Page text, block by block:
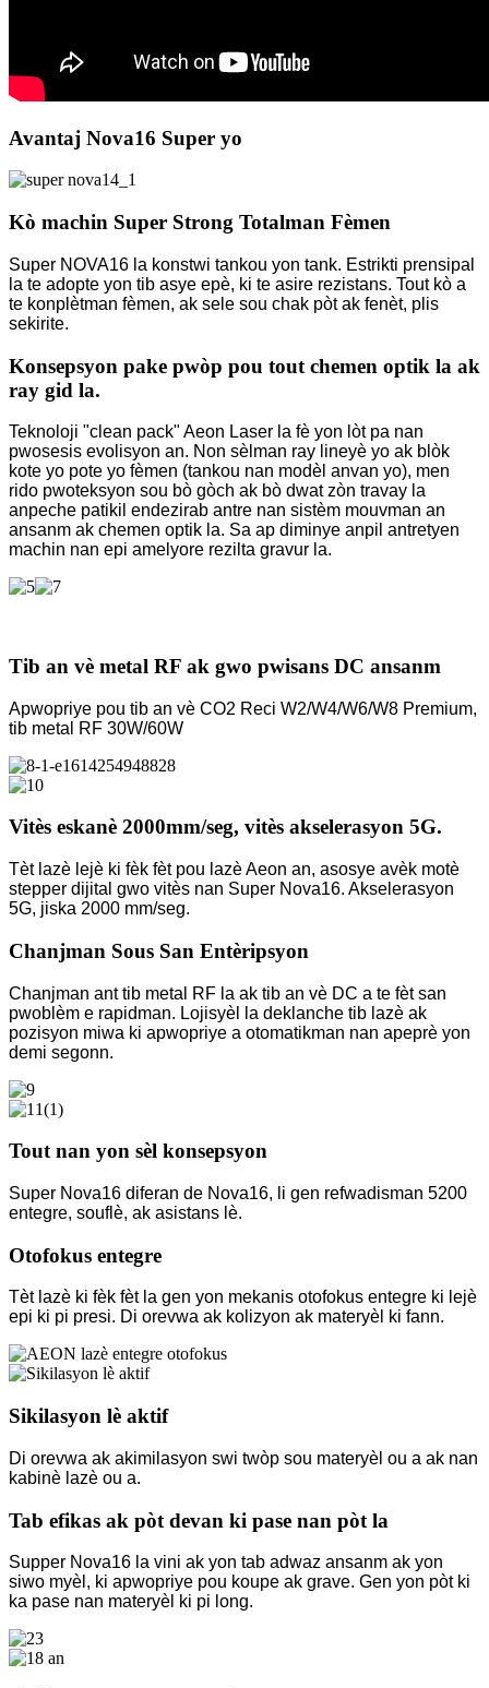
Avantaj Nova16 Super yo
Kò machin Super Strong Totalman Fèmen
Super NOVA16 la konstwi tankou yon tank. Estrikti prensipal
la te adopte yon tib asye epè, ki te asire rezistans. Tout kò a
te konplètman fèmen, ak sele sou chak pòt ak fenèt, plis
sekirite.
Konsepsyon pake pwòp pou tout chemen optik la ak
ray gid la.
Teknoloji "clean pack" Aeon Laser la fè yon lòt pa nan
pwosesis evolisyon an. Non sèlman ray lineyè yo ak blòk
kote yo pote yo fèmen (tankou nan modèl anvan yo), men
rido pwoteksyon sou bò gòch ak bò dwat zòn travay la
anpeche patikil endezirab antre nan sistèm mouvman an
ansanm ak chemen optik la. Sa ap diminye anpil antretyen
machin nan epi amelyore rezilta gravur la.
Tib an vè metal RF ak gwo pwisans DC ansanm
Apwopriye pou tib an vè CO2 Reci W2/W4/W6/W8 Premium,
tib metal RF 30W/60W
Vitès eskanè 2000mm/seg, vitès akselerasyon 5G.
Tèt lazè lejè ki fèk fèt pou lazè Aeon an, asosye avèk motè
stepper dijital gwo vitès nan Super Nova16. Akselerasyon
5G, jiska 2000 mm/seg.
Chanjman Sous San Entèripsyon
Chanjman ant tib metal RF la ak tib an vè DC a te fèt san
pwoblèm e rapidman. Lojisyèl la deklanche tib lazè ak
pozisyon miwa ki apwopriye a otomatikman nan apeprè yon
demi segonn.
Tout nan yon sèl konsepsyon
Super Nova16 diferan de Nova16, li gen refwadisman 5200
entegre, souflè, ak asistans lè.
Otofokus entegre
Tèt lazè ki fèk fèt la gen yon mekanis otofokus entegre ki lejè
epi ki pi presi. Di orevwa ak kolizyon ak materyèl ki fann.
Sikilasyon lè aktif
Di orevwa ak akimilasyon swi twòp sou materyèl ou a ak nan
kabinè lazè ou a.
Tab efikas ak pòt devan ki pase nan pòt la
Supper Nova16 la vini ak yon tab adwaz ansanm ak yon
siwo myèl, ki apwopriye pou koupe ak grave. Gen yon pòt ki
ka pase nan materyèl ki pi long.